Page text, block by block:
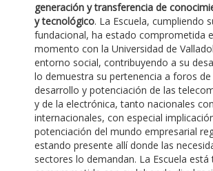
generación y transferencia de
y tecnológico. La Escuela, cumpliendo
fundacional, ha estado comprometida
momento con la Universidad de
entorno social, contribuyendo a su
lo demuestra su pertenencia a foros
desarrollo y potenciación de las
y de la electrónica, tanto nacionales
internacionales, con especial
potenciación del mundo empresarial
estando presente allí donde las
sectores lo demandan. La Escuela está